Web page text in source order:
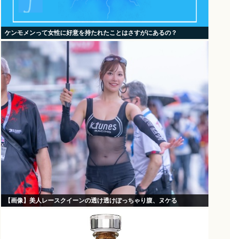
ケンモメンって女性に好意を持たれたことはさすがにあるの？
【画像】美人レースクイーンの透け透けぽっちゃり腹、ヌケる